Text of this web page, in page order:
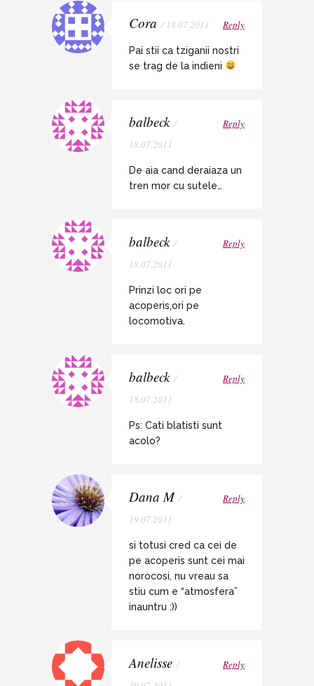
Cora / 18.07.2011 Reply
Pai stii ca tziganii nostri
se trag de la indieni
balbeck /
18.07.2011
Reply
De aia cand deraiaza un
tren mor cu sutele…
balbeck /
18.07.2011
Reply
Prinzi loc ori pe
acoperis,ori pe
locomotiva.
balbeck /
18.07.2011
Reply
Ps: Cati blatisti sunt
acolo?
Dana M /
19.07.2011
Reply
si totusi cred ca cei de
pe acoperis sunt cei mai
norocosi, nu vreau sa
stiu cum e “atmosfera”
inauntru :))
Anelisse /
Reply